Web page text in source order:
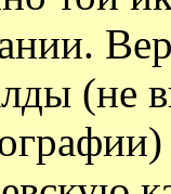
(не